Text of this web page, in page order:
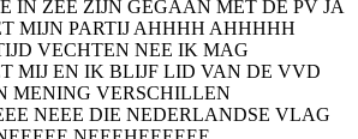
IN ZEE ZIJN GEGAAN MET DE PV JA
MIJN PARTIJ AHHHH AHHHHH
VECHTEN NEE IK MAG
MIJ EN IK BLIJF LID VAN DE VVD
MENING VERSCHILLEN
NEEE DIE NEDERLANDSE VLAG